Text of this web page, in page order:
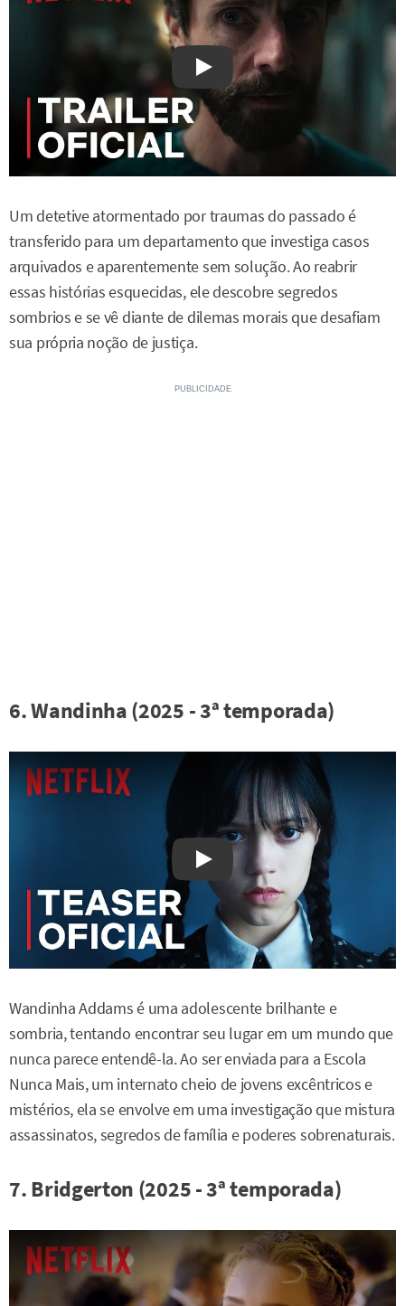
Watch on YouTube
Um detetive atormentado por traumas do passado é
transferido para um departamento que investiga casos
arquivados e aparentemente sem solução. Ao reabrir
essas histórias esquecidas, ele descobre segredos
sombrios e se vê diante de dilemas morais que desafiam
sua própria noção de justiça.
6. Wandinha (2025 - 3ª temporada)
Watch on YouTube
Wandinha Addams é uma adolescente brilhante e
sombria, tentando encontrar seu lugar em um mundo que
nunca parece entendê-la. Ao ser enviada para a Escola
Nunca Mais, um internato cheio de jovens excêntricos e
mistérios, ela se envolve em uma investigação que mistura
assassinatos, segredos de família e poderes sobrenaturais.
7. Bridgerton (2025 - 3ª temporada)